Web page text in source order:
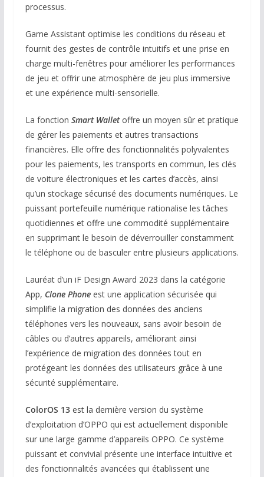
processus.
Game Assistant optimise les conditions du réseau et
fournit des gestes de contrôle intuitifs et une prise en
charge multi-fenêtres pour améliorer les performances
de jeu et offrir une atmosphère de jeu plus immersive
et une expérience multi-sensorielle.
La fonction Smart Walletoffre un moyen sûr et pratique
de gérer les paiements et autres transactions
financières. Elle offre des fonctionnalités polyvalentes
pour les paiements, les transports en commun, les clés
de voiture électroniques et les cartes d’accès, ainsi
qu’un stockage sécurisé des documents numériques. Le
puissant portefeuille numérique rationalise les tâches
quotidiennes et offre une commodité supplémentaire
en supprimant le besoin de déverrouiller constamment
le téléphone ou de basculer entre plusieurs applications.
Lauréat d’un iF Design Award 2023 dans la catégorie
App, Clone Phoneest une application sécurisée qui
simplifie la migration des données des anciens
téléphones vers les nouveaux, sans avoir besoin de
câbles ou d’autres appareils, améliorant ainsi
l’expérience de migration des données tout en
protégeant les données des utilisateurs grâce à une
sécurité supplémentaire.
ColorOS 13est la dernière version du système
d’exploitation d’OPPO qui est actuellement disponible
sur une large gamme d’appareils OPPO. Ce système
puissant et convivial présente une interface intuitive et
des fonctionnalités avancées qui établissent une